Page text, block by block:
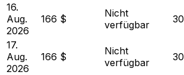
16.
Aug.
2026
166 $
Nicht
verfügbar
30
17.
Aug.
2026
166 $
Nicht
verfügbar
30